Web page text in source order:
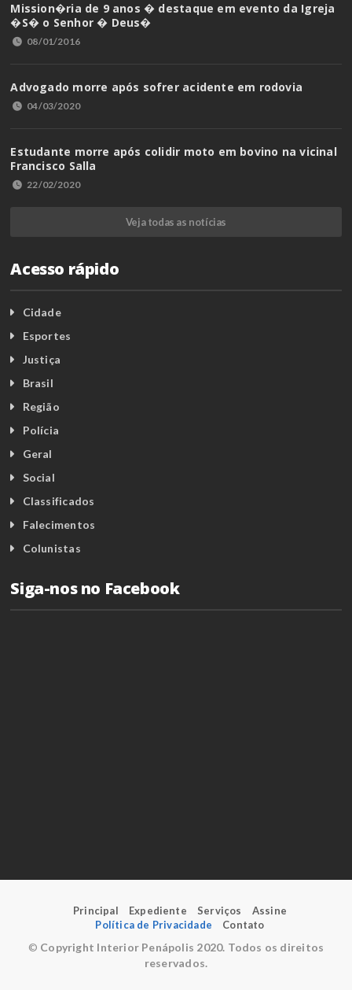
Mission�ria de 9 anos � destaque em evento da Igreja
�S� o Senhor � Deus�
08/01/2016
Advogado morre após sofrer acidente em rodovia
04/03/2020
Estudante morre após colidir moto em bovino na vicinal
Francisco Salla
22/02/2020
Veja todas as notícias
Acesso rápido
Cidade
Esportes
Justiça
Brasil
Região
Polícia
Geral
Social
Classificados
Falecimentos
Colunistas
Siga-nos no Facebook
Principal Expediente Serviços
Assine
Política de Privacidade
Contato
© Copyright Interior Penápolis 2020. Todos os direitos
reservados.